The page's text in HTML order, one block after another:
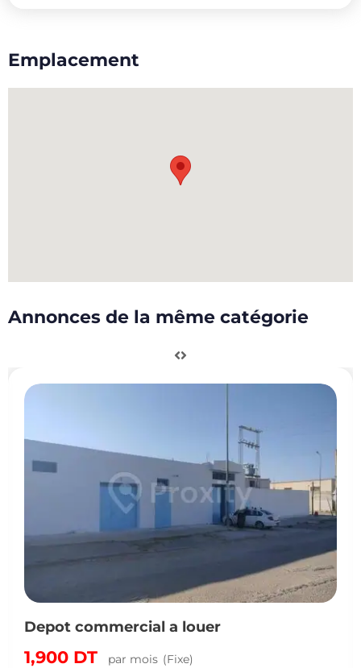
Emplacement
Annonces de la même catégorie
Depot commercial a louer
1,900 DT par mois (Fixe)